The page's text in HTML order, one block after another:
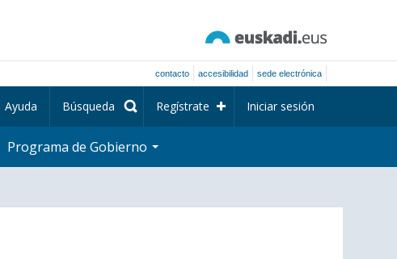
contacto accesibilidad sede electrónica
Ayuda Búsqueda Regístrate Iniciar sesión
Programa de Gobierno